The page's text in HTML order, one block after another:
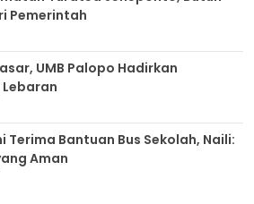
Pemerintah
UMB Palopo Hadirkan
Terima Bantuan Bus Sekolah, Naili:
Aman